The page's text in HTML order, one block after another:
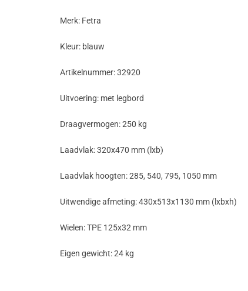
Merk: Fetra
Kleur: blauw
Artikelnummer: 32920
Uitvoering: met legbord
Draagvermogen: 250 kg
Laadvlak: 320x470 mm (lxb)
Laadvlak hoogten: 285, 540, 795, 1050 mm
Uitwendige afmeting: 430x513x1130 mm (lxbxh)
Wielen: TPE 125x32 mm
Eigen gewicht: 24 kg